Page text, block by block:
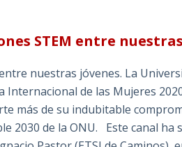
STEM entre
nuestras jóvenes. La
de las Mujeres
más de su indubitable
2030 de la ONU. Este canal ha